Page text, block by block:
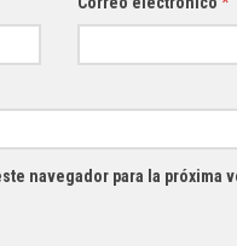
navegador para la próxima